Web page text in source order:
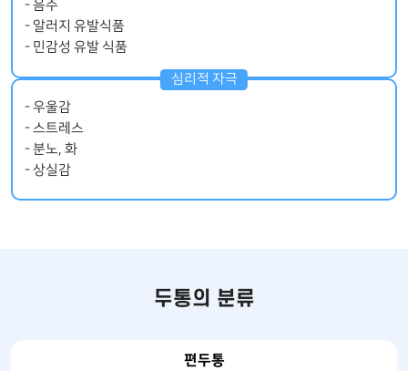
- 음주
- 알러지 유발식품
- 민감성 유발 식품
- 우울감
- 스트레스
- 분노, 화
- 상실감
두통의 분류
편두통